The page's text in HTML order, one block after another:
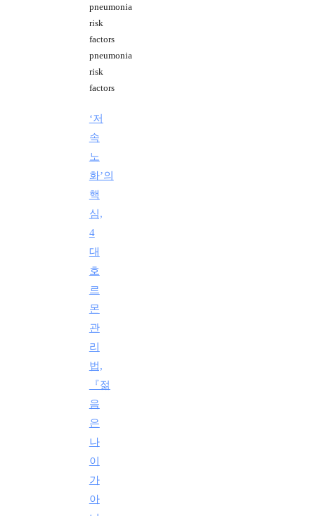
pneumonia
risk
factors
pneumonia
risk
factors
‘저
속
노
화’의
핵
심,
4
대
호
르
몬
관
리
법,
『젊
음
은
나
이
가
아